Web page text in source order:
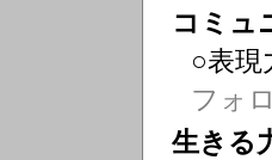
コミュ
○表現
フォ
生きる